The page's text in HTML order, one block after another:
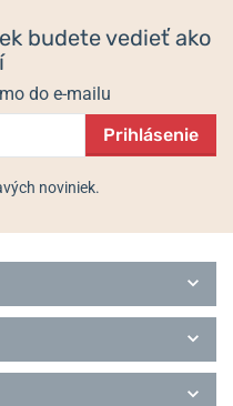
budete vedieť ako
do e-mailu
Prihlásenie
noviniek.